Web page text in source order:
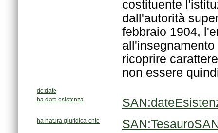
non essere
dc:date
ha date esistenza
ha natura giuridica ente